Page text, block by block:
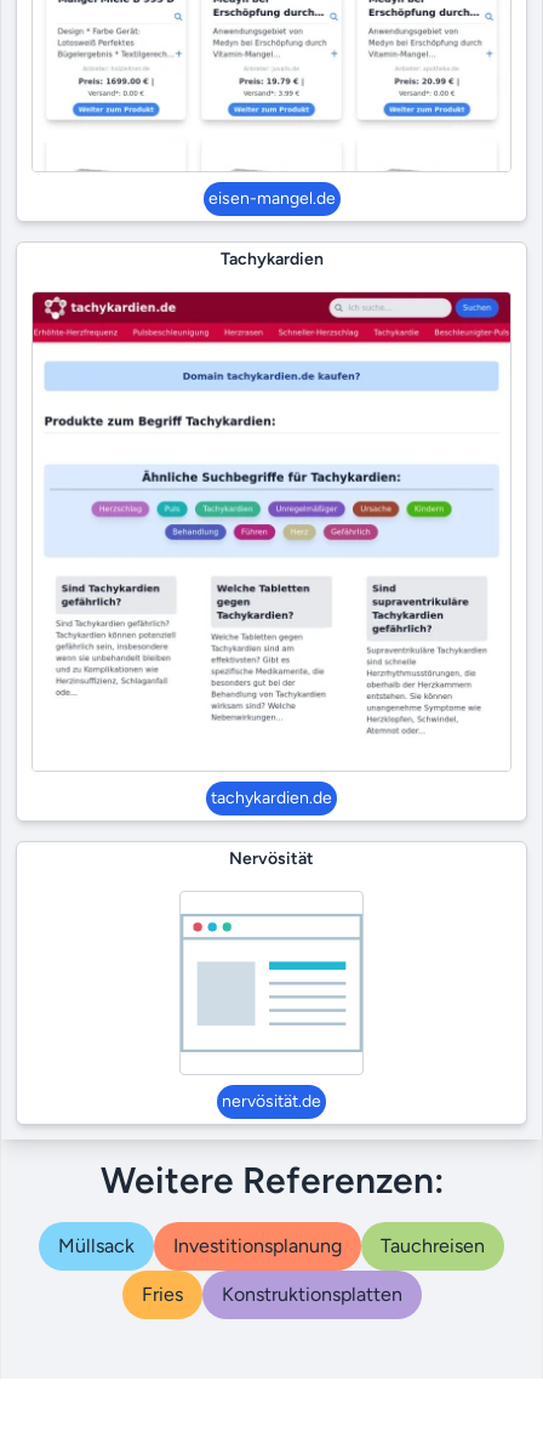
eisen-mangel.de
Tachykardien
tachykardien.de
Nervösität
nervösität.de
Weitere Referenzen:
Müllsack Investitionsplanung Tauchreisen
Fries Konstruktionsplatten